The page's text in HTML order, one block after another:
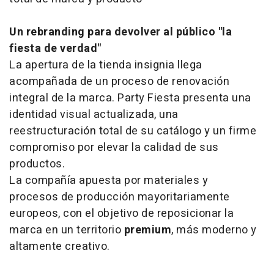
Un rebranding para devolver al público "la
fiesta de verdad"
La apertura de la tienda insignia llega
acompañada de un proceso de renovación
integral de la marca. Party Fiesta presenta una
identidad visual actualizada, una
reestructuración total de su catálogo y un firme
compromiso por elevar la calidad de sus
productos.
La compañía apuesta por materiales y
procesos de producción mayoritariamente
europeos, con el objetivo de reposicionar la
marca en un territorio premium, más moderno y
altamente creativo.